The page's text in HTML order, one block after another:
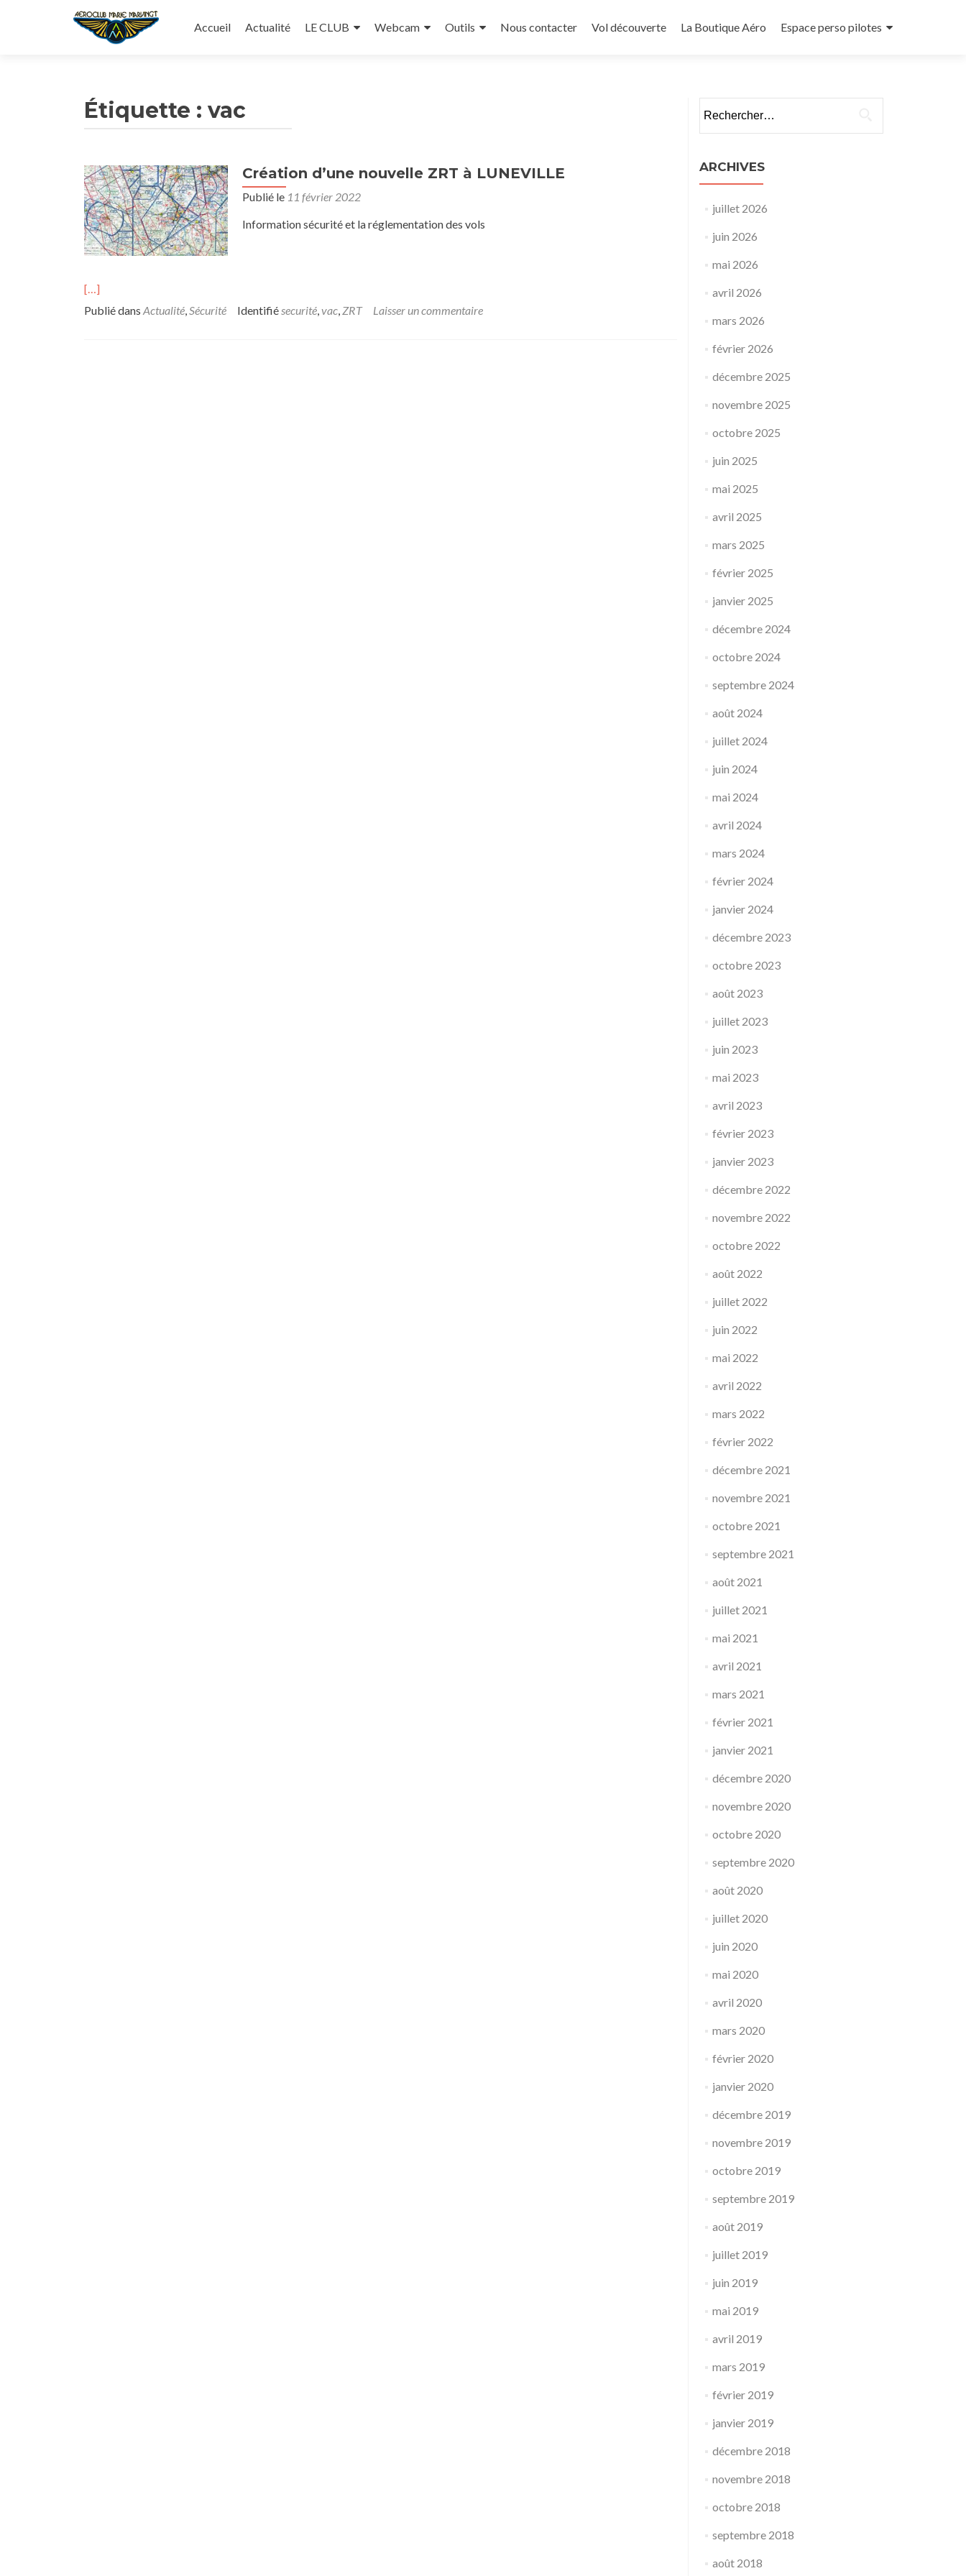
au
Accueil Actualité LE CLUB Webcam Outils Nous contacter Vol découverte La Boutique Aéro Espace perso pilotes
Étiquette : vac
Création d’une nouvelle ZRT à LUNEVILLE
Publié le 11 février 2022
Information sécurité et la réglementation des vols
[…]
Publié dans Actualité,Sécurité Identifiésecurité,vac, ZRT Laisser un commentaire
ARCHIVES
juillet 2026
juin 2026
mai 2026
avril 2026
mars 2026
février 2026
décembre 2025
novembre 2025
octobre 2025
juin 2025
mai 2025
avril 2025
mars 2025
février 2025
janvier 2025
décembre 2024
octobre 2024
septembre 2024
août 2024
juillet 2024
juin 2024
mai 2024
avril 2024
mars 2024
février 2024
janvier 2024
décembre 2023
octobre 2023
août 2023
juillet 2023
juin 2023
mai 2023
avril 2023
février 2023
janvier 2023
décembre 2022
novembre 2022
octobre 2022
août 2022
juillet 2022
juin 2022
mai 2022
avril 2022
mars 2022
février 2022
décembre 2021
novembre 2021
octobre 2021
septembre 2021
août 2021
juillet 2021
mai 2021
avril 2021
mars 2021
février 2021
janvier 2021
décembre 2020
novembre 2020
octobre 2020
septembre 2020
août 2020
juillet 2020
juin 2020
mai 2020
avril 2020
mars 2020
février 2020
janvier 2020
décembre 2019
novembre 2019
octobre 2019
septembre 2019
août 2019
juillet 2019
juin 2019
mai 2019
avril 2019
mars 2019
février 2019
janvier 2019
décembre 2018
novembre 2018
octobre 2018
septembre 2018
août 2018